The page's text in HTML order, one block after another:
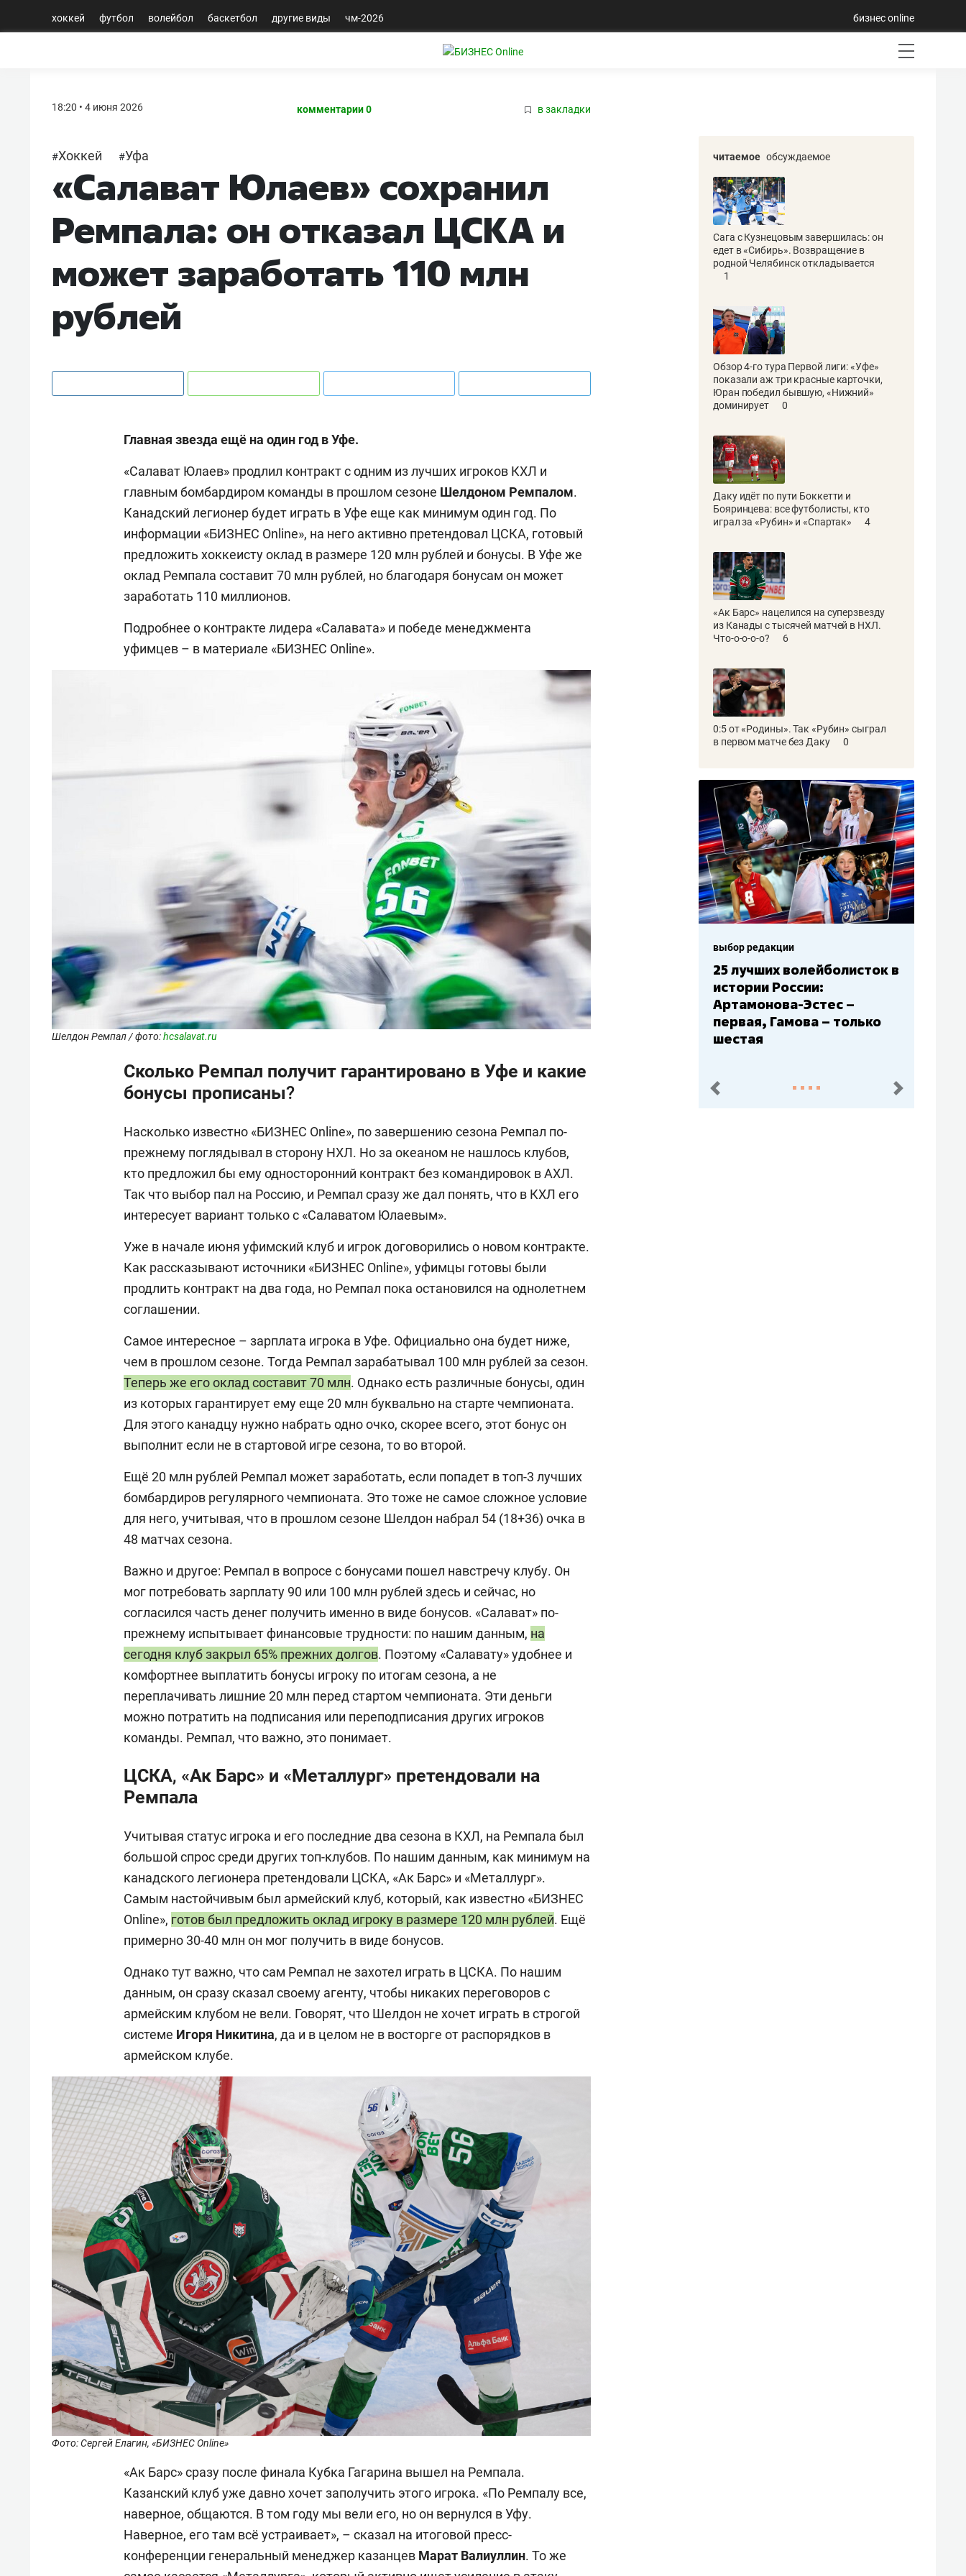
хоккей футбол волейбол баскетбол другие виды чм-2026 бизнес online
18:20 • 4 июня 2026 комментарии 0 в закладки
#Хоккей #Уфа
«Салават Юлаев» сохранил
Ремпала: он отказал ЦСКА и
может заработать 110 млн
рублей
Главная звезда ещё на один год в Уфе.
«Салават Юлаев» продлил контракт с одним из лучших игроков КХЛ и
главным бомбардиром команды в прошлом сезоне Шелдоном Ремпалом.
Канадский легионер будет играть в Уфе еще как минимум один год. По
информации «БИЗНЕС Online», на него активно претендовал ЦСКА, готовый
предложить хоккеисту оклад в размере 120 млн рублей и бонусы. В Уфе же
оклад Ремпала составит 70 млн рублей, но благодаря бонусам он может
заработать 110 миллионов.
Подробнее о контракте лидера «Салавата» и победе менеджмента
уфимцев – в материале «БИЗНЕС Online».
Шелдон Ремпал / фото:hcsalavat.ru
Сколько Ремпал получит гарантировано в Уфе и какие
бонусы прописаны?
Насколько известно «БИЗНЕС Online», по завершению сезона Ремпал по-
прежнему поглядывал в сторону НХЛ. Но за океаном не нашлось клубов,
кто предложил бы ему односторонний контракт без командировок в АХЛ.
Так что выбор пал на Россию, и Ремпал сразу же дал понять, что в КХЛ его
интересует вариант только с «Салаватом Юлаевым».
Уже в начале июня уфимский клуб и игрок договорились о новом контракте.
Как рассказывают источники «БИЗНЕС Online», уфимцы готовы были
продлить контракт на два года, но Ремпал пока остановился на однолетнем
соглашении.
Самое интересное – зарплата игрока в Уфе. Официально она будет ниже,
чем в прошлом сезоне. Тогда Ремпал зарабатывал 100 млн рублей за сезон.
Теперь же его оклад составит 70 млн. Однако есть различные бонусы, один
из которых гарантирует ему еще 20 млн буквально на старте чемпионата.
Для этого канадцу нужно набрать одно очко, скорее всего, этот бонус он
выполнит если не в стартовой игре сезона, то во второй.
Ещё 20 млн рублей Ремпал может заработать, если попадет в топ-3 лучших
бомбардиров регулярного чемпионата. Это тоже не самое сложное условие
для него, учитывая, что в прошлом сезоне Шелдон набрал 54 (18+36) очка в
48 матчах сезона.
Важно и другое: Ремпал в вопросе с бонусами пошел навстречу клубу. Он
мог потребовать зарплату 90 или 100 млн рублей здесь и сейчас, но
согласился часть денег получить именно в виде бонусов. «Салават» по-
прежнему испытывает финансовые трудности: по нашим данным, на
сегодня клуб закрыл 65% прежних долгов. Поэтому «Салавату» удобнее и
комфортнее выплатить бонусы игроку по итогам сезона, а не
переплачивать лишние 20 млн перед стартом чемпионата. Эти деньги
можно потратить на подписания или переподписания других игроков
команды. Ремпал, что важно, это понимает.
ЦСКА, «Ак Барс» и «Металлург» претендовали на
Ремпала
Учитывая статус игрока и его последние два сезона в КХЛ, на Ремпала был
большой спрос среди других топ-клубов. По нашим данным, как минимум на
канадского легионера претендовали ЦСКА, «Ак Барс» и «Металлург».
Самым настойчивым был армейский клуб, который, как известно «БИЗНЕС
Online», готов был предложить оклад игроку в размере 120 млн рублей. Ещё
примерно 30-40 млн он мог получить в виде бонусов.
Однако тут важно, что сам Ремпал не захотел играть в ЦСКА. По нашим
данным, он сразу сказал своему агенту, чтобы никаких переговоров с
армейским клубом не вели. Говорят, что Шелдон не хочет играть в строгой
системе Игоря Никитина, да и в целом не в восторге от распорядков в
армейском клубе.
Фото: Сергей Елагин, «БИЗНЕС Online»
«Ак Барс» сразу после финала Кубка Гагарина вышел на Ремпала.
Казанский клуб уже давно хочет заполучить этого игрока. «По Ремпалу все,
наверное, общаются. В том году мы вели его, но он вернулся в Уфу.
Наверное, его там всё устраивает», – сказал на итоговой пресс-
конференции генеральный менеджер казанцев Марат Валиуллин. То же
читаемое обсуждаемое
Сага с Кузнецовым завершилась: он
едет в «Сибирь». Возвращение в
родной Челябинск откладывается
1
Обзор 4-го тура Первой лиги: «Уфе»
показали аж три красные карточки,
Юран победил бывшую, «Нижний»
доминирует
0
Даку идёт по пути Боккетти и
Бояринцева: все футболисты, кто
играл за «Рубин» и «Спартак»
4
«Ак Барс» нацелился на суперзвезду
из Канады с тысячей матчей в НХЛ.
Что-о-о-о-о?
6
0:5 от «Родины». Так «Рубин» сыграл
в первом матче без Даку
0
выбор редакции
Бюджеты клубов КХЛ: СКА
– главный мажор, «Ак
Барс» – второй, «Салават
Юлаев» – середняк
пред. след.